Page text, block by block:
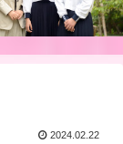
2024.02.22